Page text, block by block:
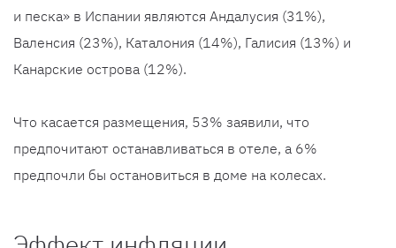
и песка» в Испании являются Андалусия (31%),
Валенсия (23%), Каталония (14%), Галисия (13%) и
Канарские острова (12%).
Что касается размещения, 53% заявили, что
предпочитают останавливаться в отеле, а 6%
предпочли бы остановиться в доме на колесах.